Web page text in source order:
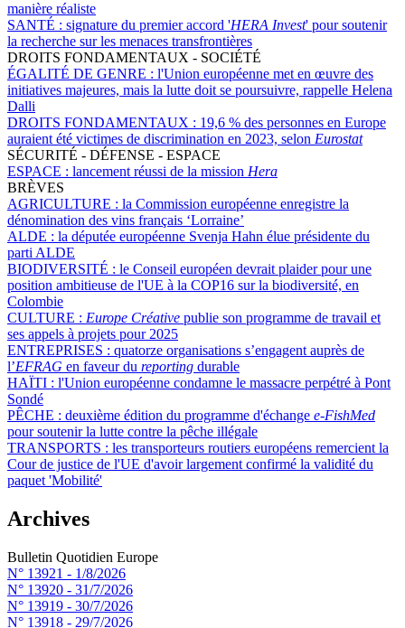
manière réaliste
SANTÉ : signature du premier accord 'HERA Invest' pour soutenir
la recherche sur les menaces transfrontières
DROITS FONDAMENTAUX - SOCIÉTÉ
ÉGALITÉ DE GENRE : l'Union européenne met en œuvre des
initiatives majeures, mais la lutte doit se poursuivre, rappelle Helena
Dalli
DROITS FONDAMENTAUX : 19,6 % des personnes en Europe
auraient été victimes de discrimination en 2023, selon Eurostat
SÉCURITÉ - DÉFENSE - ESPACE
ESPACE : lancement réussi de la mission Hera
BRÈVES
AGRICULTURE : la Commission européenne enregistre la
dénomination des vins français ‘Lorraine’
ALDE : la députée européenne Svenja Hahn élue présidente du
parti ALDE
BIODIVERSITÉ : le Conseil européen devrait plaider pour une
position ambitieuse de l'UE à la COP16 sur la biodiversité, en
Colombie
CULTURE : Europe Créative publie son programme de travail et
ses appels à projets pour 2025
ENTREPRISES : quatorze organisations s’engagent auprès de
l’EFRAG en faveur du reporting durable
HAÏTI : l'Union européenne condamne le massacre perpétré à Pont
Sondé
PÊCHE : deuxième édition du programme d'échange e-FishMed
pour soutenir la lutte contre la pêche illégale
TRANSPORTS : les transporteurs routiers européens remercient la
Cour de justice de l'UE d'avoir largement confirmé la validité du
paquet 'Mobilité'
Archives
Bulletin Quotidien Europe
N° 13921 - 1/8/2026
N° 13920 - 31/7/2026
N° 13919 - 30/7/2026
N° 13918 - 29/7/2026